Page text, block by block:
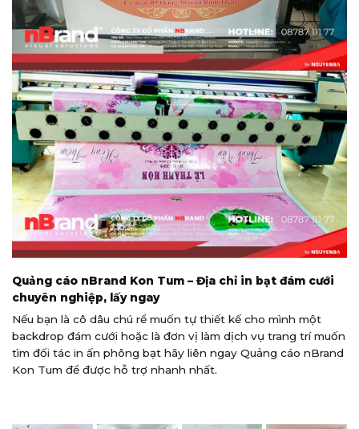
Quảng cáo nBrand Kon Tum – Địa chỉ in bạt đám cưới
chuyên nghiệp, lấy ngay
Nếu bạn là cô dâu chú rể muốn tự thiết kế cho mình một
backdrop đám cưới hoặc là đơn vị làm dịch vụ trang trí muốn
tìm đối tác in ấn phông bạt hãy liên ngay Quảng cáo nBrand
Kon Tum để được hỗ trợ nhanh nhất.